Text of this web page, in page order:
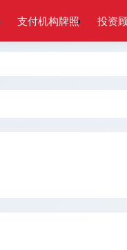
支付机构牌照 投资